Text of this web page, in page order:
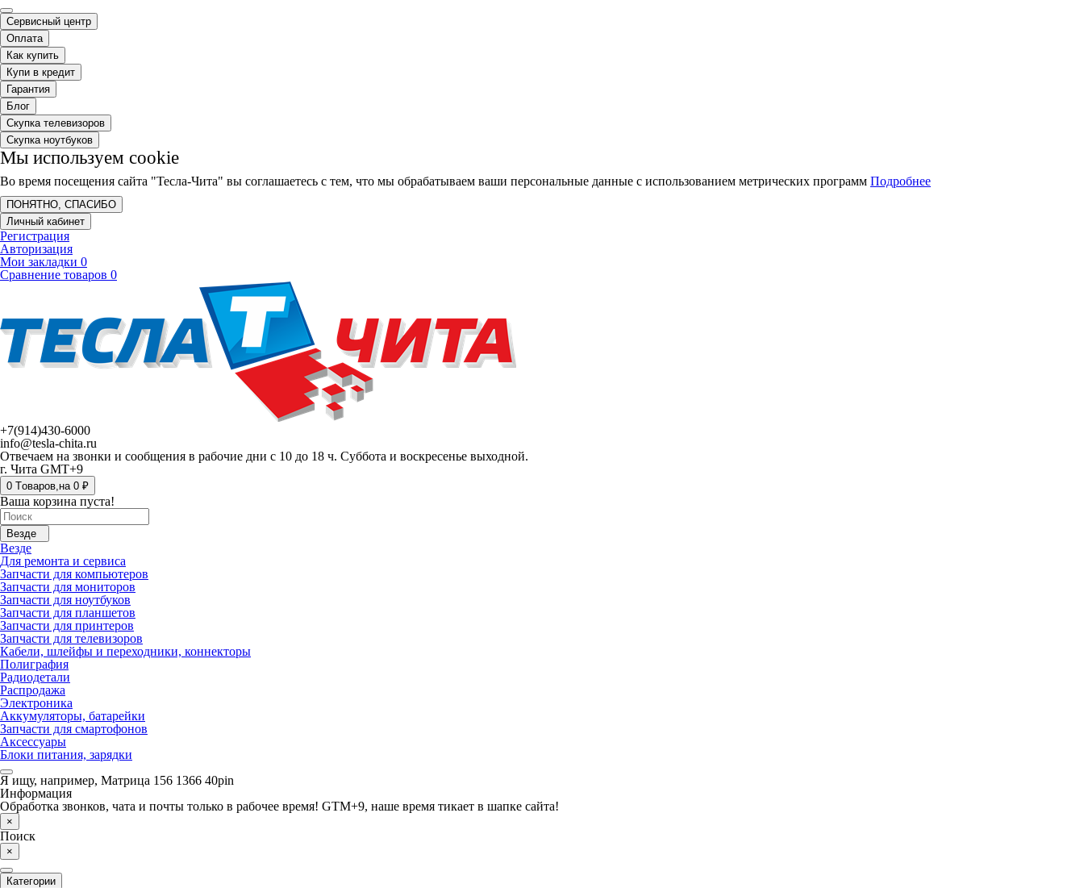
Сервисный центр
Оплата
Как купить
Купи в кредит
Гарантия
Блог
Скупка телевизоров
Скупка ноутбуков
Мы используем cookie
Во время посещения сайта "Тесла-Чита" вы соглашаетесь с тем, что мы обрабатываем ваши персональные данные с использованием метрических программ Подробнее
ПОНЯТНО, СПАСИБО
Личный кабинет
Регистрация
Авторизация
Мои закладки 0
Сравнение товаров 0
+7(914)430-6000
info@tesla-chita.ru
Отвечаем на звонки и сообщения в рабочие дни с 10 до 18 ч. Суббота и воскресенье выходной.
г. Чита GMT+9
0 Tоваров,на 0 ₽
Ваша корзина пуста!
Везде
Везде
Для ремонта и сервиса
Запчасти для компьютеров
Запчасти для мониторов
Запчасти для ноутбуков
Запчасти для планшетов
Запчасти для принтеров
Запчасти для телевизоров
Кабели, шлейфы и переходники, коннекторы
Полиграфия
Радиодетали
Распродажа
Электроника
Аккумуляторы, батарейки
Запчасти для смартофонов
Аксессуары
Блоки питания, зарядки
Я ищу, например, Матрица 156 1366 40pin
Информация
Обработка звонков, чата и почты только в рабочее время! GTM+9, наше время тикает в шапке сайта!
×
Поиск
×
Категории